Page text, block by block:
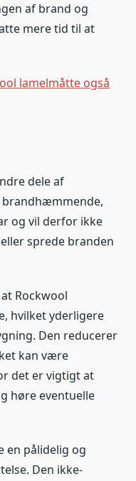
af brand og
mere tid til at
lamelmåtte også
dele af
og vil derfor ikke
sprede branden
Rockwool
hvilket yderligere
Den reducerer
kan være
det er vigtigt at
høre eventuelle
en pålidelig og
Den ikke-